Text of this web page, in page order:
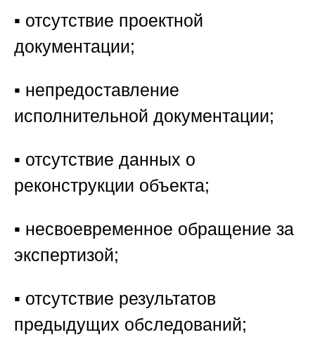
▪️ отсутствие проектной
документации;
▪️ непредоставление
исполнительной документации;
▪️ отсутствие данных о
реконструкции объекта;
▪️ несвоевременное обращение за
экспертизой;
▪️ отсутствие результатов
предыдущих обследований;